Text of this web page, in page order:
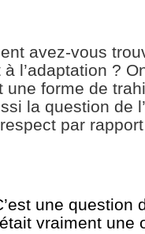
avez-vous
l’adaptation ?
une forme de
la question de
par
une question
vraiment une